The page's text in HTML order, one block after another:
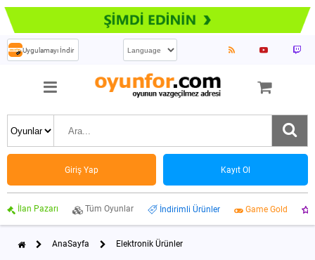
Uygulamayı İndir
Giriş Yap Kayıt Ol
İlan Pazarı Tüm Oyunlar İndirimli Ürünler Game Gold
AnaSayfa Elektronik Ürünler